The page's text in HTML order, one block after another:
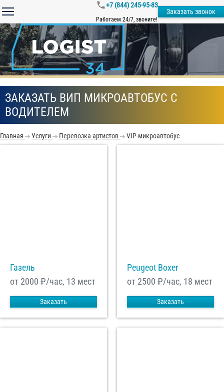
+7 (844) 245-95-83
Работаем 24/7, звоните!
Заказать звонок
ЗАКАЗАТЬ ВИП МИКРОАВТОБУС С
ВОДИТЕЛЕМ
Главная Услуги Перевозка артистов VIP-микроавтобус
Газель
от 2000 ₽/час, 13 мест
Заказать
Peugeot Boxer
от 2500 ₽/час, 18 мест
Заказать
обработку моих Персональных данных